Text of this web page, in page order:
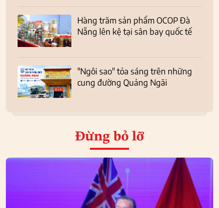
Hàng trăm sản phẩm OCOP Đà
Nẵng lên kệ tại sân bay quốc tế
"Ngôi sao" tỏa sáng trên những
cung đường Quảng Ngãi
Đừng bỏ lỡ